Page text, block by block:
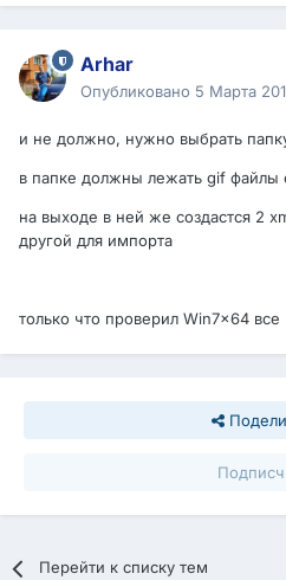
Arhar
Опубликовано 5 Марта
и не должно, нужно выбрать
в папке должны лежать gif файлы
на выходе в ней же создастся 2
другой для импорта
только что проверил Win7x64 все
Перейти к списку тем